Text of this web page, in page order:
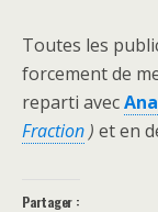
Toutes les
forcement de
reparti avec
Fraction) et en
Partager :